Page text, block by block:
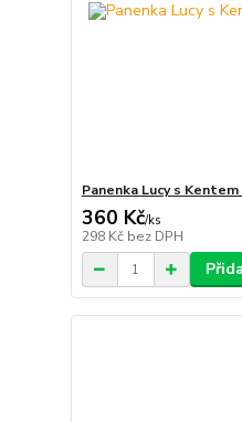
Panenka Lucy s
360 Kč/ks
298 Kč bez DPH